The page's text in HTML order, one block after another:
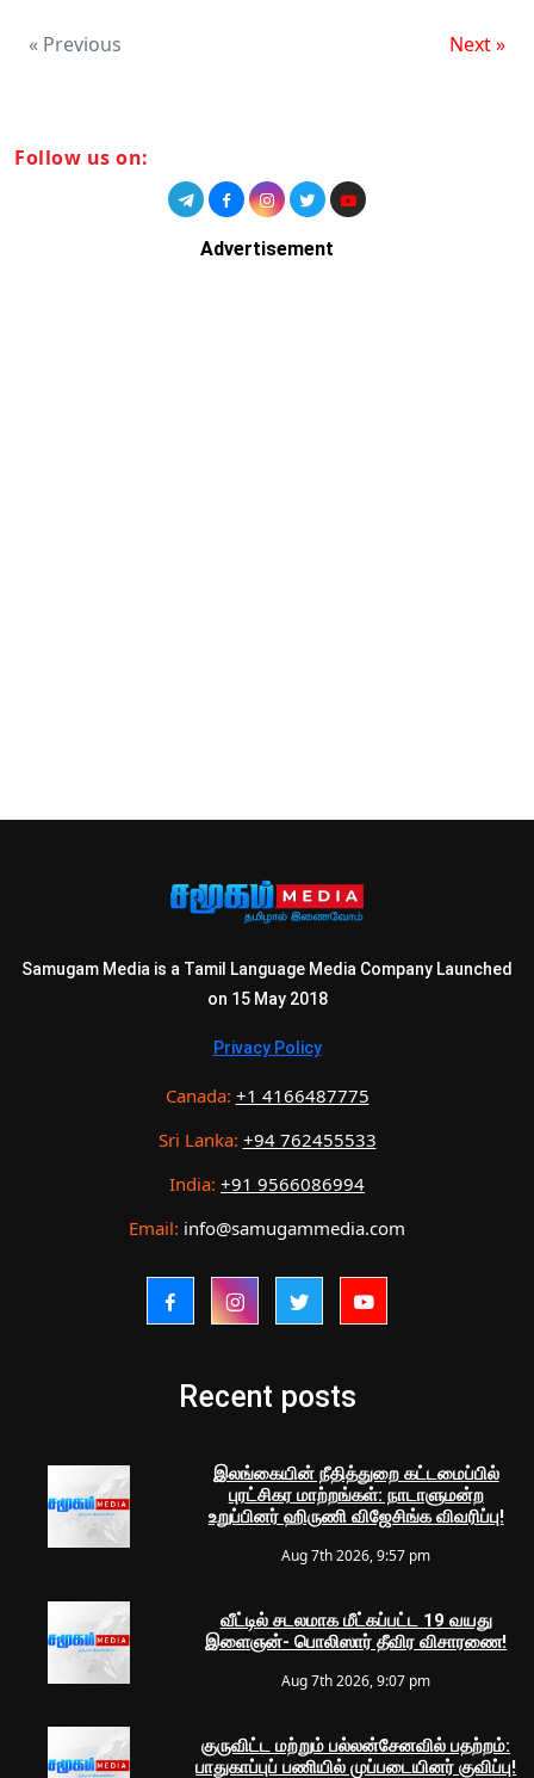
« Previous Next »
Follow us on:
Advertisement
Samugam Media is a Tamil Language Media Company Launched
on 15 May 2018
Privacy Policy
Canada: +1 4166487775
Sri Lanka: +94 762455533
India: +91 9566086994
Email: info@samugammedia.com
Recent posts
இலங்கையின் நீதித்துறை கட்டமைப்பில்
புரட்சிகர மாற்றங்கள்: நாடாளுமன்ற
உறுப்பினர் ஹிருணி விஜேசிங்க விவரிப்பு!
Aug 7th 2026, 9:57 pm
வீட்டில் சடலமாக மீட்கப்பட்ட 19 வயது
இளைஞன்- பொலிஸார் தீவிர விசாரணை!
Aug 7th 2026, 9:07 pm
குருவிட்ட மற்றும் பல்லன்சேனவில் பதற்றம்:
பாதுகாப்புப் பணியில் முப்படையினர் குவிப்பு!